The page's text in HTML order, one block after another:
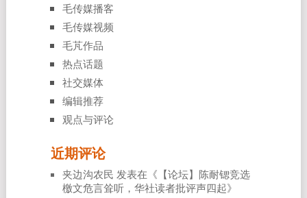
毛传媒播客
毛传媒视频
毛芃作品
热点话题
社交媒体
编辑推荐
观点与评论
近期评论
夹边沟农民 发表在《 【论坛】陈耐锶竞选
檄文危言耸听，华社读者批评声四起》